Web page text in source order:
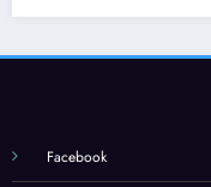
Facebook